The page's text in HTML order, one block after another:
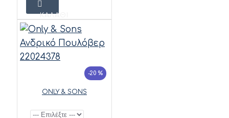
ΚΑΛΆΘΙ
-20 %
ONLY & SONS